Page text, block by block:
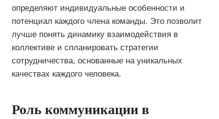
определяют индивидуальные особенности и
потенциал каждого члена команды. Это позволит
лучше понять динамику взаимодействия в
коллективе и спланировать стратегии
сотрудничества, основанные на уникальных
качествах каждого человека.
Роль коммуникации в